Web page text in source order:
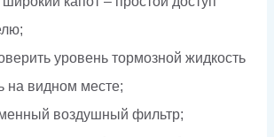
уровень тормозной жидкость
на видном месте;
воздушный фильтр;